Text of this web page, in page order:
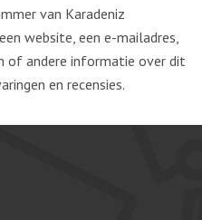
van Karadeniz
website, een e-mailadres,
of andere informatie over dit
en recensies.